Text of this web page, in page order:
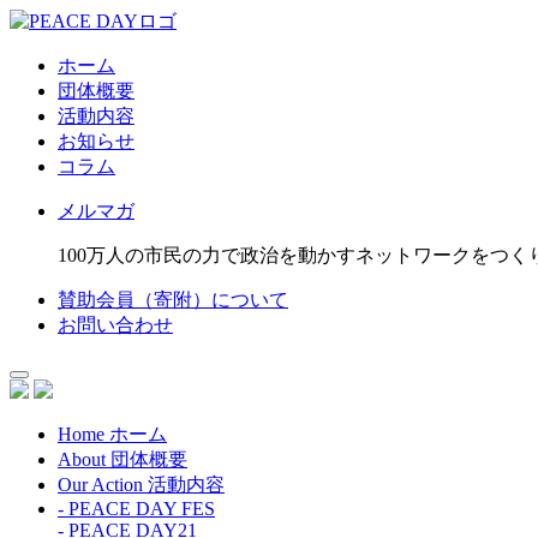
ホーム
団体概要
活動内容
お知らせ
コラム
メルマガ
100万人の市民の力で政治を動かすネットワークをつく
賛助会員（寄附）について
お問い合わせ
Home ホーム
About 団体概要
Our Action 活動内容
- PEACE DAY FES
- PEACE DAY21